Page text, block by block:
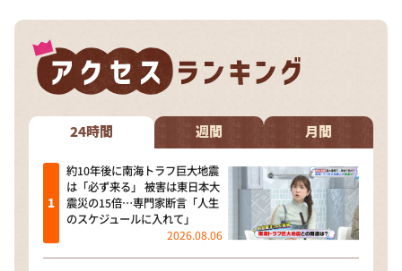
24時間 週間 月間
約10年後に南海トラフ巨大地震
は「必ず来る」 被害は東日本大
震災の15倍…専門家断言「人生
のスケジュールに入れて」
2026.08.06